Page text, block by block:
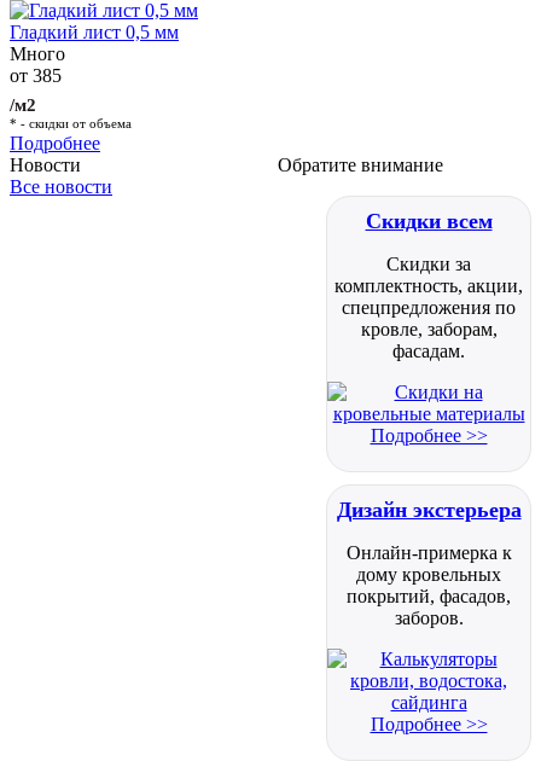
Гладкий лист 0,5 мм
Много
от 385
/м2
* - скидки от объема
Подробнее
Обратите внимание
Скидки всем
Скидки за
комплектность, акции,
спецпредложения по
кровле, заборам,
фасадам.
Подробнее >>
Дизайн экстерьера
Онлайн-примерка к
дому кровельных
покрытий, фасадов,
заборов.
Подробнее >>
Новости
Все новости